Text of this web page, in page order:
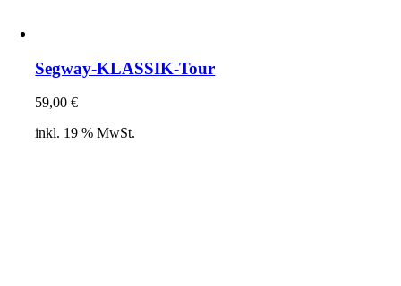
Segway-KLASSIK-Tour
59,00€
inkl. 19 % MwSt.